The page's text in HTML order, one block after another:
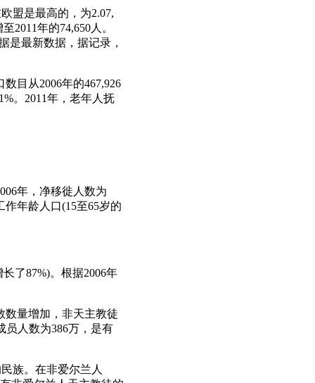
盟是最高的，为2.07,
2011年的74,650人。
是最新数据，据记录，
目从2006年的467,926
。2011年，老年人抚
年，净移徙人数为
作年龄人口(15至65岁的
了87%)。根据2006年
数量增加，非天主教徒
员人数为386万，是有
族。在非爱尔兰人